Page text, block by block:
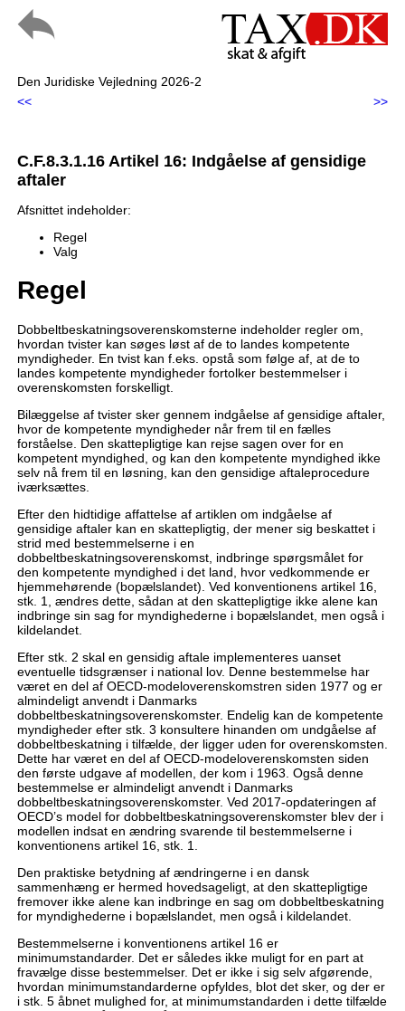
Den Juridiske Vejledning 2026-2
<<
>>
C.F.8.3.1.16 Artikel 16: Indgåelse af gensidige
aftaler
Afsnittet indeholder:
Regel
Valg
Regel
Dobbeltbeskatningsoverenskomsterne indeholder regler om,
hvordan tvister kan søges løst af de to landes kompetente
myndigheder. En tvist kan f.eks. opstå som følge af, at de to
landes kompetente myndigheder fortolker bestemmelser i
overenskomsten forskelligt.
Bilæggelse af tvister sker gennem indgåelse af gensidige aftaler,
hvor de kompetente myndigheder når frem til en fælles
forståelse. Den skattepligtige kan rejse sagen over for en
kompetent myndighed, og kan den kompetente myndighed ikke
selv nå frem til en løsning, kan den gensidige aftaleprocedure
iværksættes.
Efter den hidtidige affattelse af artiklen om indgåelse af
gensidige aftaler kan en skattepligtig, der mener sig beskattet i
strid med bestemmelserne i en
dobbeltbeskatningsoverenskomst, indbringe spørgsmålet for
den kompetente myndighed i det land, hvor vedkommende er
hjemmehørende (bopælslandet). Ved konventionens artikel 16,
stk. 1, ændres dette, sådan at den skattepligtige ikke alene kan
indbringe sin sag for myndighederne i bopælslandet, men også i
kildelandet.
Efter stk. 2 skal en gensidig aftale implementeres uanset
eventuelle tidsgrænser i national lov. Denne bestemmelse har
været en del af OECD-modeloverenskomstren siden 1977 og er
almindeligt anvendt i Danmarks
dobbeltbeskatningsoverenskomster. Endelig kan de kompetente
myndigheder efter stk. 3 konsultere hinanden om undgåelse af
dobbeltbeskatning i tilfælde, der ligger uden for overenskomsten.
Dette har været en del af OECD-modeloverenskomsten siden
den første udgave af modellen, der kom i 1963. Også denne
bestemmelse er almindeligt anvendt i Danmarks
dobbeltbeskatningsoverenskomster. Ved 2017-opdateringen af
OECD’s model for dobbeltbeskatningsoverenskomster blev der i
modellen indsat en ændring svarende til bestemmelserne i
konventionens artikel 16, stk. 1.
Den praktiske betydning af ændringerne i en dansk
sammenhæng er hermed hovedsageligt, at den skattepligtige
fremover ikke alene kan indbringe en sag om dobbeltbeskatning
for myndighederne i bopælslandet, men også i kildelandet.
Bestemmelserne i konventionens artikel 16 er
minimumstandarder. Det er således ikke muligt for en part at
fravælge disse bestemmelser. Det er ikke i sig selv afgørende,
hvordan minimumstandarderne opfyldes, blot det sker, og der er
i stk. 5 åbnet mulighed for, at minimumstandarden i dette tilfælde